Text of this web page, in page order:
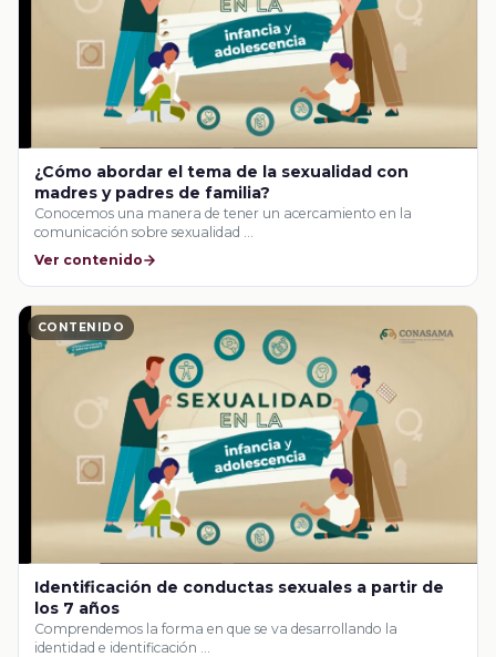
¿Cómo abordar el tema de la sexualidad con
madres y padres de familia?
Conocemos una manera de tener un acercamiento en la
comunicación sobre sexualidad …
Ver contenido
CONTENIDO
Identificación de conductas sexuales a partir de
los 7 años
Comprendemos la forma en que se va desarrollando la
identidad e identificación …